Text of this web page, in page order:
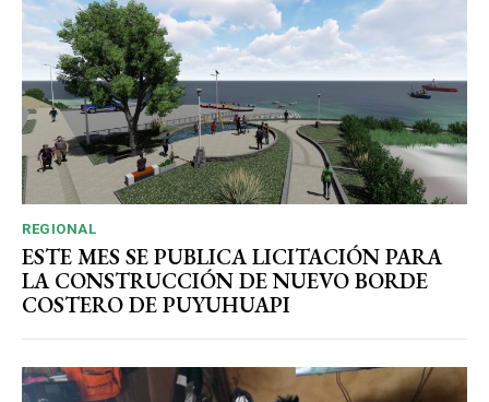
REGIONAL
ESTE MES SE PUBLICA LICITACIÓN PARA
LA CONSTRUCCIÓN DE NUEVO BORDE
COSTERO DE PUYUHUAPI